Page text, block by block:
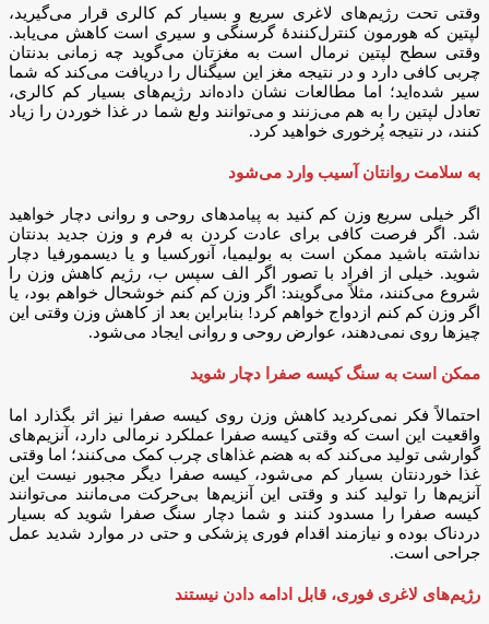
وقتی تحت رژیم‌های لاغری سریع و بسیار کم کالری قرار می‌گیرید،
لپتین که هورمون کنترل‌کنندهٔ گرسنگی و سیری است کاهش می‌یابد.
وقتی سطح لپتین نرمال است به مغزتان می‌گوید چه زمانی بدنتان
چربی کافی دارد و در نتیجه مغز این سیگنال را دریافت می‌کند که شما
سیر شده‌اید؛ اما مطالعات نشان داده‌اند رژیم‌های بسیار کم کالری،
تعادل لپتین را به هم می‌زنند و می‌توانند ولع شما در غذا خوردن را زیاد
کنند، در نتیجه پُرخوری خواهید کرد.
به سلامت روانتان آسیب وارد می‌شود
اگر خیلی سریع وزن کم کنید به پیامدهای روحی و روانی دچار خواهید
شد. اگر فرصت کافی برای عادت کردن به فرم و وزن جدید بدنتان
نداشته باشید ممکن است به بولیمیا، آنورکسیا و یا دیسمورفیا دچار
شوید. خیلی از افراد با تصور اگر الف سپس ب، رژیم کاهش وزن را
شروع می‌کنند، مثلاً می‌گویند: اگر وزن کم کنم خوشحال خواهم بود، یا
اگر وزن کم کنم ازدواج خواهم کرد! بنابراین بعد از کاهش وزن وقتی این
چیزها روی نمی‌دهند، عوارض روحی و روانی ایجاد می‌شود.
ممکن است به سنگ کیسه صفرا دچار شوید
احتمالاً فکر نمی‌کردید کاهش وزن روی کیسه صفرا نیز اثر بگذارد اما
واقعیت این است که وقتی کیسه صفرا عملکرد نرمالی دارد، آنزیم‌های
گوارشی تولید می‌کند که به هضم غذاهای چرب کمک می‌کنند؛ اما وقتی
غذا خوردنتان بسیار کم می‌شود، کیسه صفرا دیگر مجبور نیست این
آنزیم‌ها را تولید کند و وقتی این آنزیم‌ها بی‌حرکت می‌مانند می‌توانند
کیسه صفرا را مسدود کنند و شما دچار سنگ صفرا شوید که بسیار
دردناک بوده و نیازمند اقدام فوری پزشکی و حتی در موارد شدید عمل
جراحی است.
رژیم‌های لاغری فوری، قابل ادامه دادن نیستند